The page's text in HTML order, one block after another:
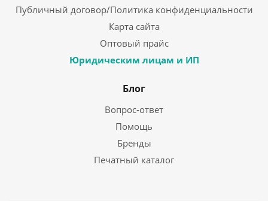
Публичный договор/Политика конфиденциальности
Карта сайта
Оптовый прайс
Юридическим лицам и ИП
Блог
Вопрос-ответ
Помощь
Бренды
Печатный каталог